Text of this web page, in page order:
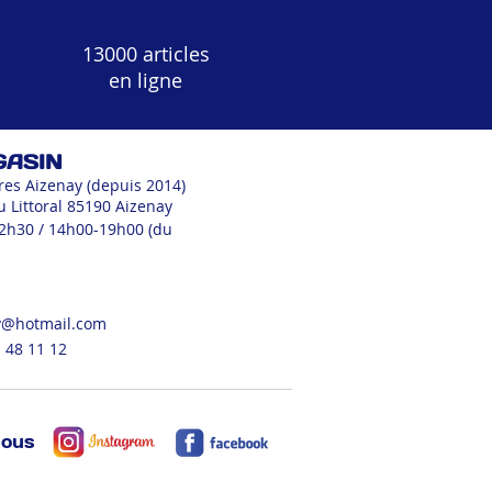
13000 articles
en ligne
Aizenay (depuis 2014)
Littoral 85190 Aizenay
/ 14h00-19h00 (du
48 11 12